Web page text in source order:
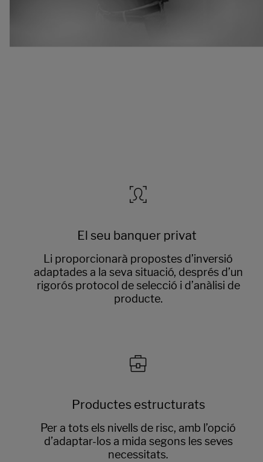
El seu banquer privat
Li proporcionarà propostes d’inversió
adaptades a la seva situació, després d’un
rigorós protocol de selecció i d’anàlisi de
producte.
Productes estructurats
Per a tots els nivells de risc, amb l’opció
d’adaptar-los a mida segons les seves
necessitats.